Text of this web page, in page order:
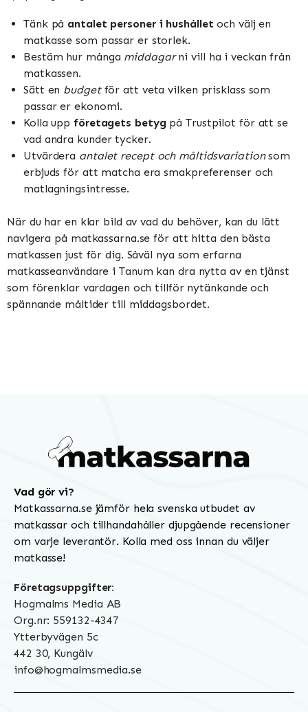
Tänk på antalet personer i hushållet och välj en
matkasse som passar er storlek.
Bestäm hur många middagarni vill ha i veckan från
matkassen.
Sätt en budgetför att veta vilken prisklass som
passar er ekonomi.
Kolla upp företagets betygpå Trustpilot för att se
vad andra kunder tycker.
Utvärdera antalet recept och måltidsvariationsom
erbjuds för att matcha era smakpreferenser och
matlagningsintresse.
När du har en klar bild av vad du behöver, kan du lätt
navigera på matkassarna.se för att hitta den bästa
matkassen just för dig. Såväl nya som erfarna
matkasseanvändare i Tanum kan dra nytta av en tjänst
som förenklar vardagen och tillför nytänkande och
spännande måltider till middagsbordet.
Vad gör vi?
Matkassarna.se jämför hela svenska utbudet av
matkassar och tillhandahåller djupgående recensioner
om varje leverantör. Kolla med oss innan du väljer
matkasse!
Företagsuppgifter:
Hogmalms Media AB
Org.nr: 559132-4347
Ytterbyvägen 5c
442 30, Kungälv
info@hogmalmsmedia.se